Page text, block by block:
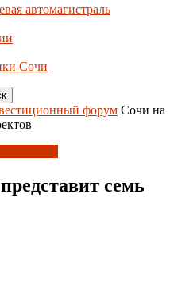
автомагистраль
Сочи
форум Сочи на
семь